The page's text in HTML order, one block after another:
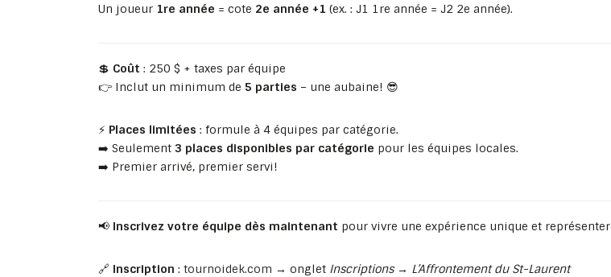
Un joueur 1re année = cote 2e année +1 (ex. : J1 1re année = J2 2e année).
💲 Coût : 250 $ + taxes par équipe
👉 Inclut un minimum de 5 parties – une aubaine! 😎
⚡ Places limitées : formule à 4 équipes par catégorie.
➡️ Seulement 3 places disponibles par catégorie pour les équipes locales.
➡️ Premier arrivé, premier servi!
📢 Inscrivez votre équipe dès maintenant pour vivre une expérience unique et représenter
🔗 Inscription : tournoidek.com → onglet Inscriptions→ L’Affrontement du St-Laurent